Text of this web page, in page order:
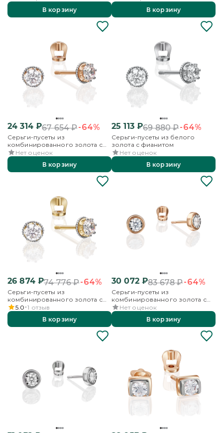
В корзину
В корзину
24 314₽67 654₽-64%
Серьги-пусеты из
комбинированного золота с
фианитом
Нет оценок
В корзину
25 113₽69 880₽-64%
Серьги-пусеты из белого
золота с фианитом
Нет оценок
В корзину
26 874₽74 776₽-64%
Серьги-пусеты из
комбинированного золота с
фианитом
5.0 1 отзыв
В корзину
30 072₽83 678₽-64%
Серьги-пусеты из
комбинированного золота с
фианитом
Нет оценок
В корзину